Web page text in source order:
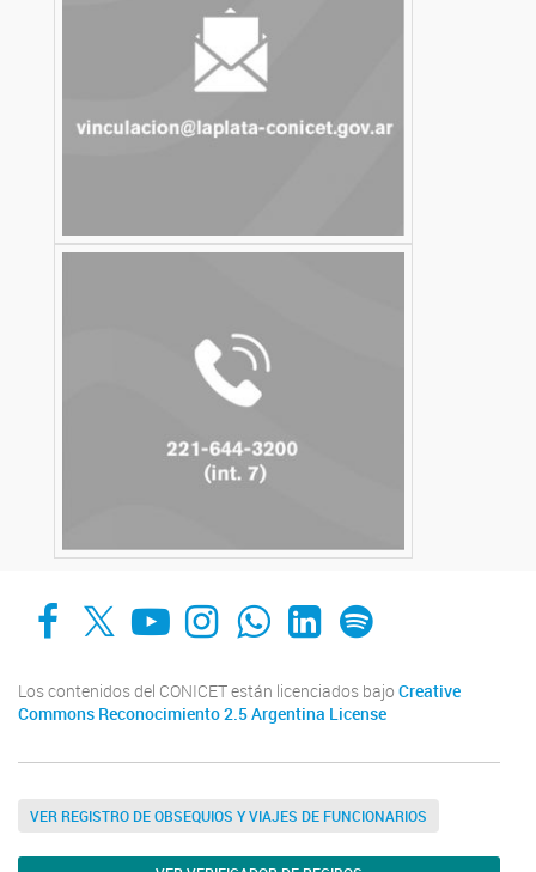
Facebook
X YouTube
Instagram
Whats AppLinkedIn
Spotify
Los contenidos del CONICET están licenciados bajo Creative
Commons Reconocimiento 2.5 Argentina License
VER REGISTRO DE OBSEQUIOS Y VIAJES DE FUNCIONARIOS